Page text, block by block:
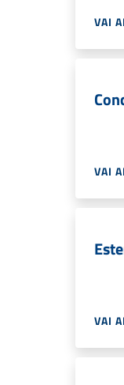
VAI
VAI
VAI